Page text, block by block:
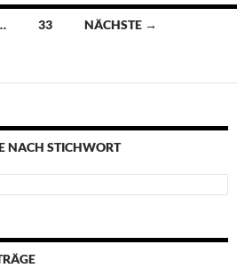
33 NÄCHSTE →
NACH STICHWORT